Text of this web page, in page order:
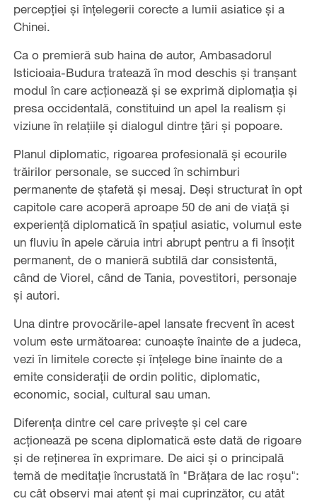
percepției și înțelegerii corecte a lumii asiatice și a
Chinei.
Ca o premieră sub haina de autor, Ambasadorul
Isticioaia-Budura tratează în mod deschis și tranșant
modul în care acționează și se exprimă diplomația și
presa occidentală, constituind un apel la realism și
viziune în relațiile și dialogul dintre țări și popoare.
Planul diplomatic, rigoarea profesională și ecourile
trăirilor personale, se succed în schimburi
permanente de ștafetă și mesaj. Deși structurat în opt
capitole care acoperă aproape 50 de ani de viață și
experiență diplomatică în spațiul asiatic, volumul este
un fluviu în apele căruia intri abrupt pentru a fi însoțit
permanent, de o manieră subtilă dar consistentă,
când de Viorel, când de Tania, povestitori, personaje
și autori.
Una dintre provocările-apel lansate frecvent în acest
volum este următoarea: cunoaște înainte de a judeca,
vezi în limitele corecte și înțelege bine înainte de a
emite considerații de ordin politic, diplomatic,
economic, social, cultural sau uman.
Diferența dintre cel care privește și cel care
acționează pe scena diplomatică este dată de rigoare
și de reținerea în exprimare. De aici și o principală
temă de meditație încrustată în "Brățara de lac roșu":
cu cât observi mai atent și mai cuprinzător, cu atât